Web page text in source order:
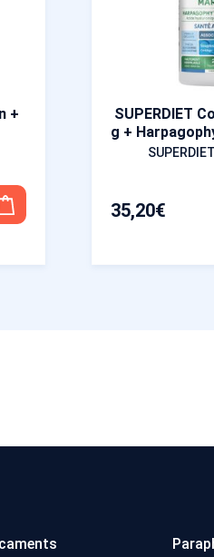
+
SUPERDIET
g + Harpagophytum, Saule blanc
SUPERDIET
35,20€